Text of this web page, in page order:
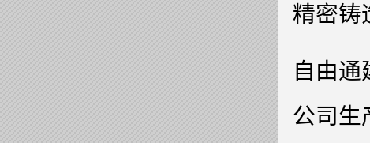
精密铸
自由通
公司生